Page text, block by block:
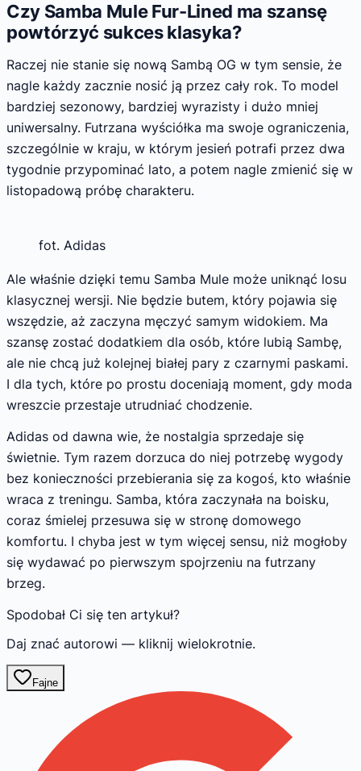
Czy Samba Mule Fur-Lined ma szansę
powtórzyć sukces klasyka?
Raczej nie stanie się nową Sambą OG w tym sensie, że
nagle każdy zacznie nosić ją przez cały rok. To model
bardziej sezonowy, bardziej wyrazisty i dużo mniej
uniwersalny. Futrzana wyściółka ma swoje ograniczenia,
szczególnie w kraju, w którym jesień potrafi przez dwa
tygodnie przypominać lato, a potem nagle zmienić się w
listopadową próbę charakteru.
fot. Adidas
Ale właśnie dzięki temu Samba Mule może uniknąć losu
klasycznej wersji. Nie będzie butem, który pojawia się
wszędzie, aż zaczyna męczyć samym widokiem. Ma
szansę zostać dodatkiem dla osób, które lubią Sambę,
ale nie chcą już kolejnej białej pary z czarnymi paskami.
I dla tych, które po prostu doceniają moment, gdy moda
wreszcie przestaje utrudniać chodzenie.
Adidas od dawna wie, że nostalgia sprzedaje się
świetnie. Tym razem dorzuca do niej potrzebę wygody
bez konieczności przebierania się za kogoś, kto właśnie
wraca z treningu. Samba, która zaczynała na boisku,
coraz śmielej przesuwa się w stronę domowego
komfortu. I chyba jest w tym więcej sensu, niż mogłoby
się wydawać po pierwszym spojrzeniu na futrzany
brzeg.
Spodobał Ci się ten artykuł?
Daj znać autorowi — kliknij wielokrotnie.
Fajne